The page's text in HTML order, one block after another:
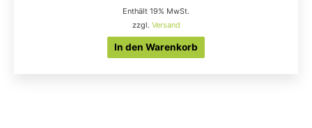
Enthält 19% MwSt.
zzgl. Versand
In den Warenkorb